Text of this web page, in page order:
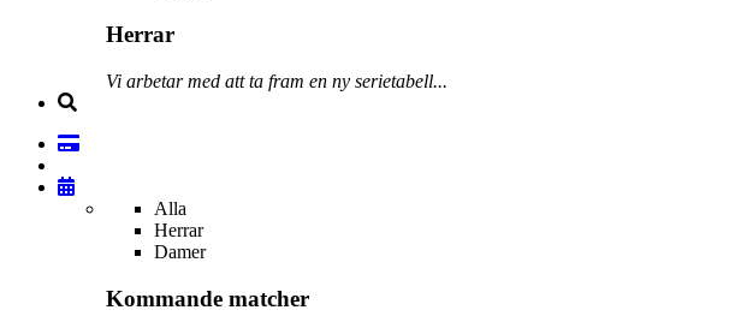
Herrar
Vi arbetar med att ta fram en ny serietabell...
Alla
Herrar
Damer
Kommande matcher